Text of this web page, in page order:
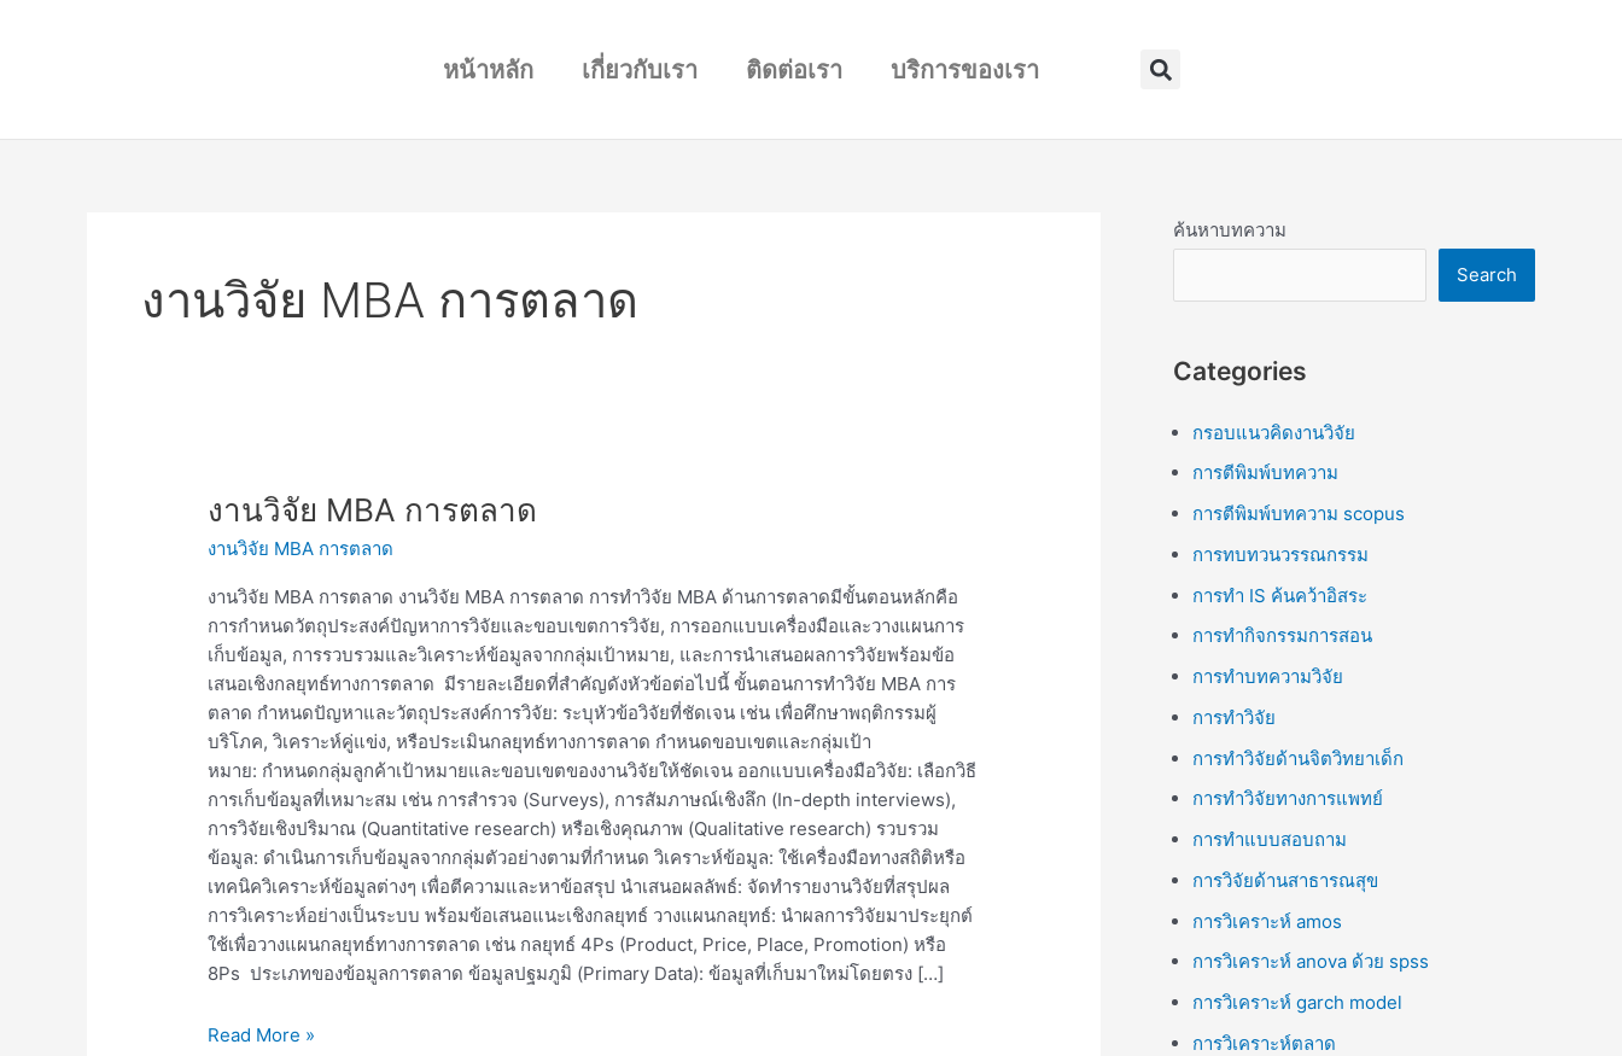
หน้าหลัก เกี่ยวกับเรา ติดต่อเรา บริการของเรา Search
งานวิจัย MBA การตลาด
งานวิจัย MBA การตลาด
งานวิจัย MBA การตลาด
งานวิจัย MBA การตลาด งานวิจัย MBA การตลาด การทำวิจัย MBA ด้านการตลาดมีขั้นตอนหลักคือ
การกำหนดวัตถุประสงค์ปัญหาการวิจัยและขอบเขตการวิจัย, การออกแบบเครื่องมือและวางแผนการ
เก็บข้อมูล, การรวบรวมและวิเคราะห์ข้อมูลจากกลุ่มเป้าหมาย, และการนำเสนอผลการวิจัยพร้อมข้อ
เสนอเชิงกลยุทธ์ทางการตลาด มีรายละเอียดที่สำคัญดังหัวข้อต่อไปนี้ ขั้นตอนการทำวิจัย MBA การ
ตลาด กำหนดปัญหาและวัตถุประสงค์การวิจัย: ระบุหัวข้อวิจัยที่ชัดเจน เช่น เพื่อศึกษาพฤติกรรมผู้
บริโภค, วิเคราะห์คู่แข่ง, หรือประเมินกลยุทธ์ทางการตลาด กำหนดขอบเขตและกลุ่มเป้า
หมาย: กำหนดกลุ่มลูกค้าเป้าหมายและขอบเขตของงานวิจัยให้ชัดเจน ออกแบบเครื่องมือวิจัย: เลือกวิธี
การเก็บข้อมูลที่เหมาะสม เช่น การสำรวจ (Surveys), การสัมภาษณ์เชิงลึก (In-depth interviews),
การวิจัยเชิงปริมาณ (Quantitative research) หรือเชิงคุณภาพ (Qualitative research) รวบรวม
ข้อมูล: ดำเนินการเก็บข้อมูลจากกลุ่มตัวอย่างตามที่กำหนด วิเคราะห์ข้อมูล: ใช้เครื่องมือทางสถิติหรือ
เทคนิควิเคราะห์ข้อมูลต่างๆ เพื่อตีความและหาข้อสรุป นำเสนอผลลัพธ์: จัดทำรายงานวิจัยที่สรุปผล
การวิเคราะห์อย่างเป็นระบบ พร้อมข้อเสนอแนะเชิงกลยุทธ์ วางแผนกลยุทธ์: นำผลการวิจัยมาประยุกต์
ใช้เพื่อวางแผนกลยุทธ์ทางการตลาด เช่น กลยุทธ์ 4Ps (Product, Price, Place, Promotion) หรือ
8Ps ประเภทของข้อมูลการตลาด ข้อมูลปฐมภูมิ (Primary Data): ข้อมูลที่เก็บมาใหม่โดยตรง […]
งาน
MBA
การ
ตลาด
Read More »
ค้นหาบทความ
Search
Categories
กรอบแนวคิดงานวิจัย
การตีพิมพ์บทความ
การตีพิมพ์บทความ scopus
การทบทวนวรรณกรรม
การทำ IS ค้นคว้าอิสระ
การทำกิจกรรมการสอน
การทำบทความวิจัย
การทำวิจัย
การทำวิจัยด้านจิตวิทยาเด็ก
การทำวิจัยทางการแพทย์
การทำแบบสอบถาม
การวิจัยด้านสาธารณสุข
การวิเคราะห์ amos
การวิเคราะห์ anova ด้วย spss
การวิเคราะห์ garch model
การวิเคราะห์ตลาด